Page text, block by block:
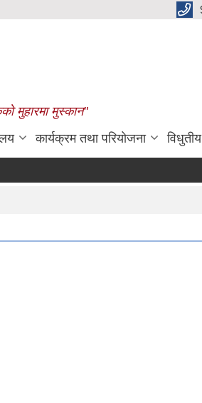
मुहारमा मुस्कान"
कार्यक्रम तथा परियोजना